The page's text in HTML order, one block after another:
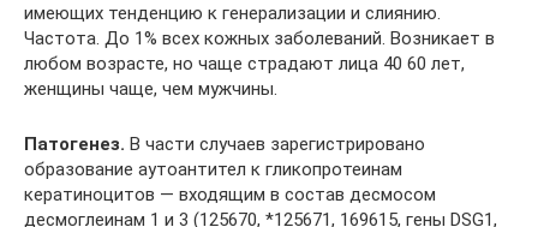
имеющих тенденцию к генерализации и слиянию.
Частота. До 1% всех кожных заболеваний. Возникает в
любом возрасте, но чаще страдают лица 40 60 лет,
женщины чаще, чем мужчины.
Патогенез. В части случаев зарегистрировано
образование аутоантител к гликопротеинам
кератиноцитов — входящим в состав десмосом
десмоглеинам 1 и 3 (125670, *125671, 169615, гены DSG1,